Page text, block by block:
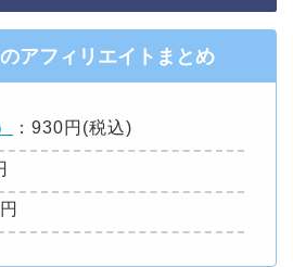
アフィリエイトまとめ
：930円(税込)